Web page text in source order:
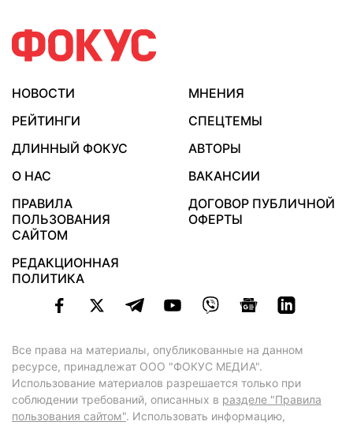
НОВОСТИ
МНЕНИЯ
РЕЙТИНГИ
СПЕЦТЕМЫ
ДЛИННЫЙ ФОКУС
АВТОРЫ
О НАС
ВАКАНСИИ
ПРАВИЛА
ПОЛЬЗОВАНИЯ
САЙТОМ
ДОГОВОР ПУБЛИЧНОЙ
ОФЕРТЫ
РЕДАКЦИОННАЯ
ПОЛИТИКА
Все права на материалы, опубликованные на данном
ресурсе, принадлежат ООО "ФОКУС МЕДИА".
Использование материалов разрешается только при
соблюдении требований, описанных в разделе "Правила
пользования сайтом". Использовать информацию,